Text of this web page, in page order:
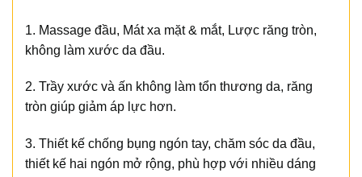
1. Massage đầu, Mát xa mặt & mắt, Lược răng tròn,
không làm xước da đầu.
2. Trầy xước và ấn không làm tổn thương da, răng
tròn giúp giảm áp lực hơn.
3. Thiết kế chống bụng ngón tay, chăm sóc da đầu,
thiết kế hai ngón mở rộng, phù hợp với nhiều dáng